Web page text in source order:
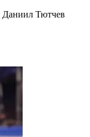
Даниил Тютчев